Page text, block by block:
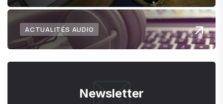
ACTUALITÉS AUDIO
Newsletter